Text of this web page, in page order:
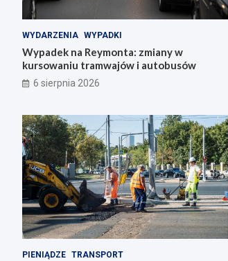
WYDARZENIA WYPADKI
Wypadek na Reymonta: zmiany w
kursowaniu tramwajów i autobusów
6 sierpnia 2026
PIENIĄDZE TRANSPORT